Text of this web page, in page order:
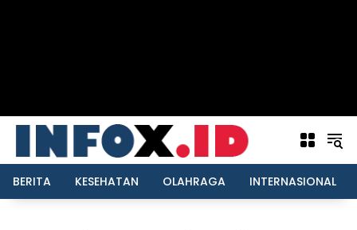
BERITA KESEHATAN OLAHRAGA INTERNASIONAL